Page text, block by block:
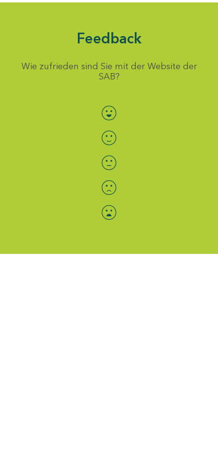
Feedback
Wie zufrieden sind Sie mit der Website der
SAB?
Bewertung auswählen